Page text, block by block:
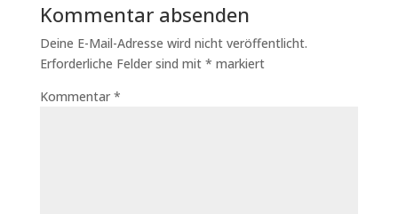
Kommentar absenden
Deine E-Mail-Adresse wird nicht veröffentlicht.
Erforderliche Felder sind mit * markiert
Kommentar *